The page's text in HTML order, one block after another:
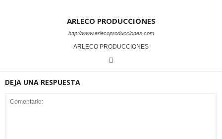
ARLECO PRODUCCIONES
http://www.arlecoproducciones.com
ARLECO PRODUCCIONES
DEJA UNA RESPUESTA